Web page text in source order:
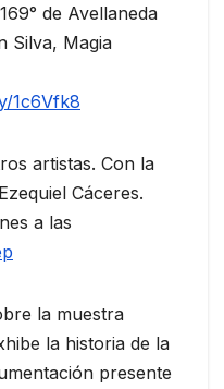
de Avellaneda
Silva, Magia
1c6Vfk8
artistas. Con la
Cáceres.
a las
la muestra
la historia de la
presente